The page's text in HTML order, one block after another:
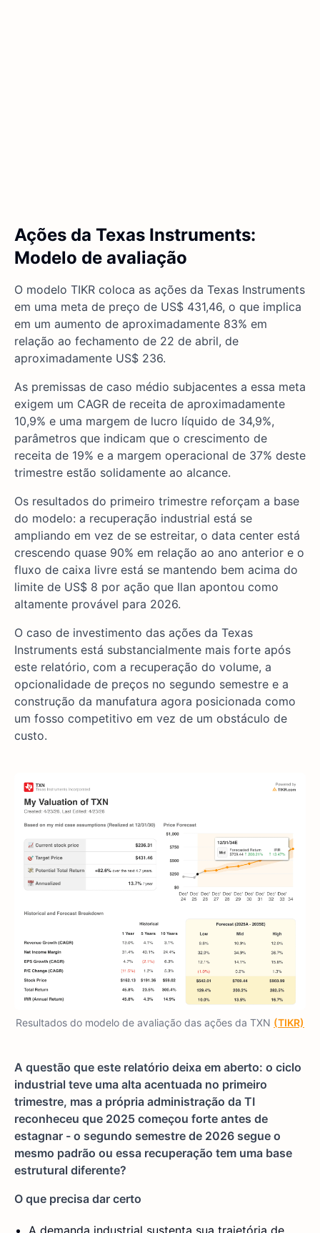
Ações da Texas Instruments:
Modelo de avaliação
O modelo TIKR coloca as ações da Texas Instruments
em uma meta de preço de US$ 431,46, o que implica
em um aumento de aproximadamente 83% em
relação ao fechamento de 22 de abril, de
aproximadamente US$ 236.
As premissas de caso médio subjacentes a essa meta
exigem um CAGR de receita de aproximadamente
10,9% e uma margem de lucro líquido de 34,9%,
parâmetros que indicam que o crescimento de
receita de 19% e a margem operacional de 37% deste
trimestre estão solidamente ao alcance.
Os resultados do primeiro trimestre reforçam a base
do modelo: a recuperação industrial está se
ampliando em vez de se estreitar, o data center está
crescendo quase 90% em relação ao ano anterior e o
fluxo de caixa livre está se mantendo bem acima do
limite de US$ 8 por ação que Ilan apontou como
altamente provável para 2026.
O caso de investimento das ações da Texas
Instruments está substancialmente mais forte após
este relatório, com a recuperação do volume, a
opcionalidade de preços no segundo semestre e a
construção da manufatura agora posicionada como
um fosso competitivo em vez de um obstáculo de
custo.
Resultados do modelo de avaliação das ações da TXN (TIKR)
A questão que este relatório deixa em aberto: o ciclo
industrial teve uma alta acentuada no primeiro
trimestre, mas a própria administração da TI
reconheceu que 2025 começou forte antes de
estagnar - o segundo semestre de 2026 segue o
mesmo padrão ou essa recuperação tem uma base
estrutural diferente?
O que precisa dar certo
A demanda industrial sustenta sua trajetória de